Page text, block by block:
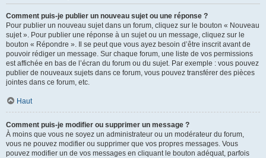
Comment puis-je publier un nouveau sujet ou une réponse ?
Pour publier un nouveau sujet dans un forum, cliquez sur le bouton « Nouveau
sujet ». Pour publier une réponse à un sujet ou un message, cliquez sur le
bouton « Répondre ». Il se peut que vous ayez besoin d’être inscrit avant de
pouvoir rédiger un message. Sur chaque forum, une liste de vos permissions
est affichée en bas de l’écran du forum ou du sujet. Par exemple : vous pouvez
publier de nouveaux sujets dans ce forum, vous pouvez transférer des pièces
jointes dans ce forum, etc.
Haut
Comment puis-je modifier ou supprimer un message ?
À moins que vous ne soyez un administrateur ou un modérateur du forum,
vous ne pouvez modifier ou supprimer que vos propres messages. Vous
pouvez modifier un de vos messages en cliquant le bouton adéquat, parfois